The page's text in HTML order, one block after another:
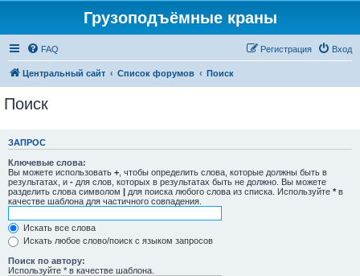
Грузоподъёмные краны
FAQ Вход
Регистрация
Центральный сайт Список форумов Поиск
Поиск
ЗАПРОС
Ключевые слова:
Вы можете использовать + , чтобы определить слова, которые должны быть в
результатах, и - для слов, которых в результатах быть не должно. Вы можете
разделить слова символом | для поиска любого слова из списка. Используйте * в
качестве шаблона для частичного совпадения.
Искать все слова
Искать любое слово/поиск с языком запросов
Поиск по автору:
Используйте * в качестве шаблона.